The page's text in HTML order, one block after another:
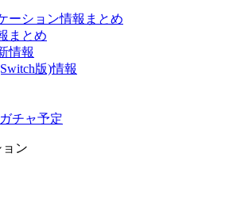
ーション情報まとめ
まとめ
情報
版)情報
チャ予定
ン